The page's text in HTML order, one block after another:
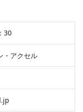
30
・アクセル